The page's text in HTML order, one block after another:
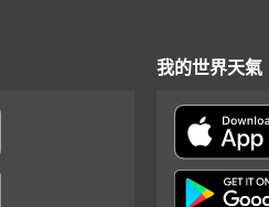
我的世界天氣